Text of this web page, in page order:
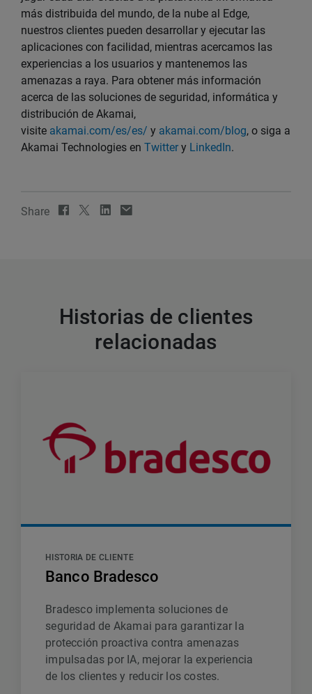
más distribuida del mundo, de la nube al Edge,
nuestros clientes pueden desarrollar y ejecutar las
aplicaciones con facilidad, mientras acercamos las
experiencias a los usuarios y mantenemos las
amenazas a raya. Para obtener más información
acerca de las soluciones de seguridad, informática y
distribución de Akamai,
visite akamai.com/es/es/ y akamai.com/blog, o siga a
Akamai Technologies en Twitter y LinkedIn.
Share
Historias de clientes
relacionadas
HISTORIA DE CLIENTE
Banco Bradesco
Bradesco implementa soluciones de
seguridad de Akamai para garantizar la
protección proactiva contra amenazas
impulsadas por IA, mejorar la experiencia
de los clientes y reducir los costes.